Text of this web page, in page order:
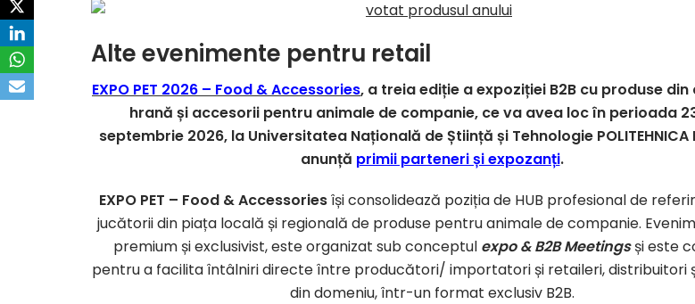
Alte evenimente pentru retail
EXPO PET 2026 – Food & Accessories, a treia ediție a expoziției B2B cu produse
hrană și accesorii pentru animale de companie, ce va avea loc în perioada
septembrie 2026, la Universitatea Națională de Știință și Tehnologie POLITEHNICA
anunță primii parteneri și expozanți.
EXPO PET – Food & Accessoriesîși consolidează poziția de HUB profesional de
jucătorii din piața locală și regională de produse pentru animale de companie.
premium și exclusivist, este organizat sub conceptul expo & B2B Meetingsși este
pentru a facilita întâlniri directe între producători/ importatori și retaileri, distribuitori
din domeniu, într-un format exclusiv B2B.